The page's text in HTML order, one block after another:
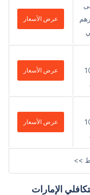
درهم
عرض الأسعار
عرض الأسعار
عرض الأسعار
>>
الإمارات